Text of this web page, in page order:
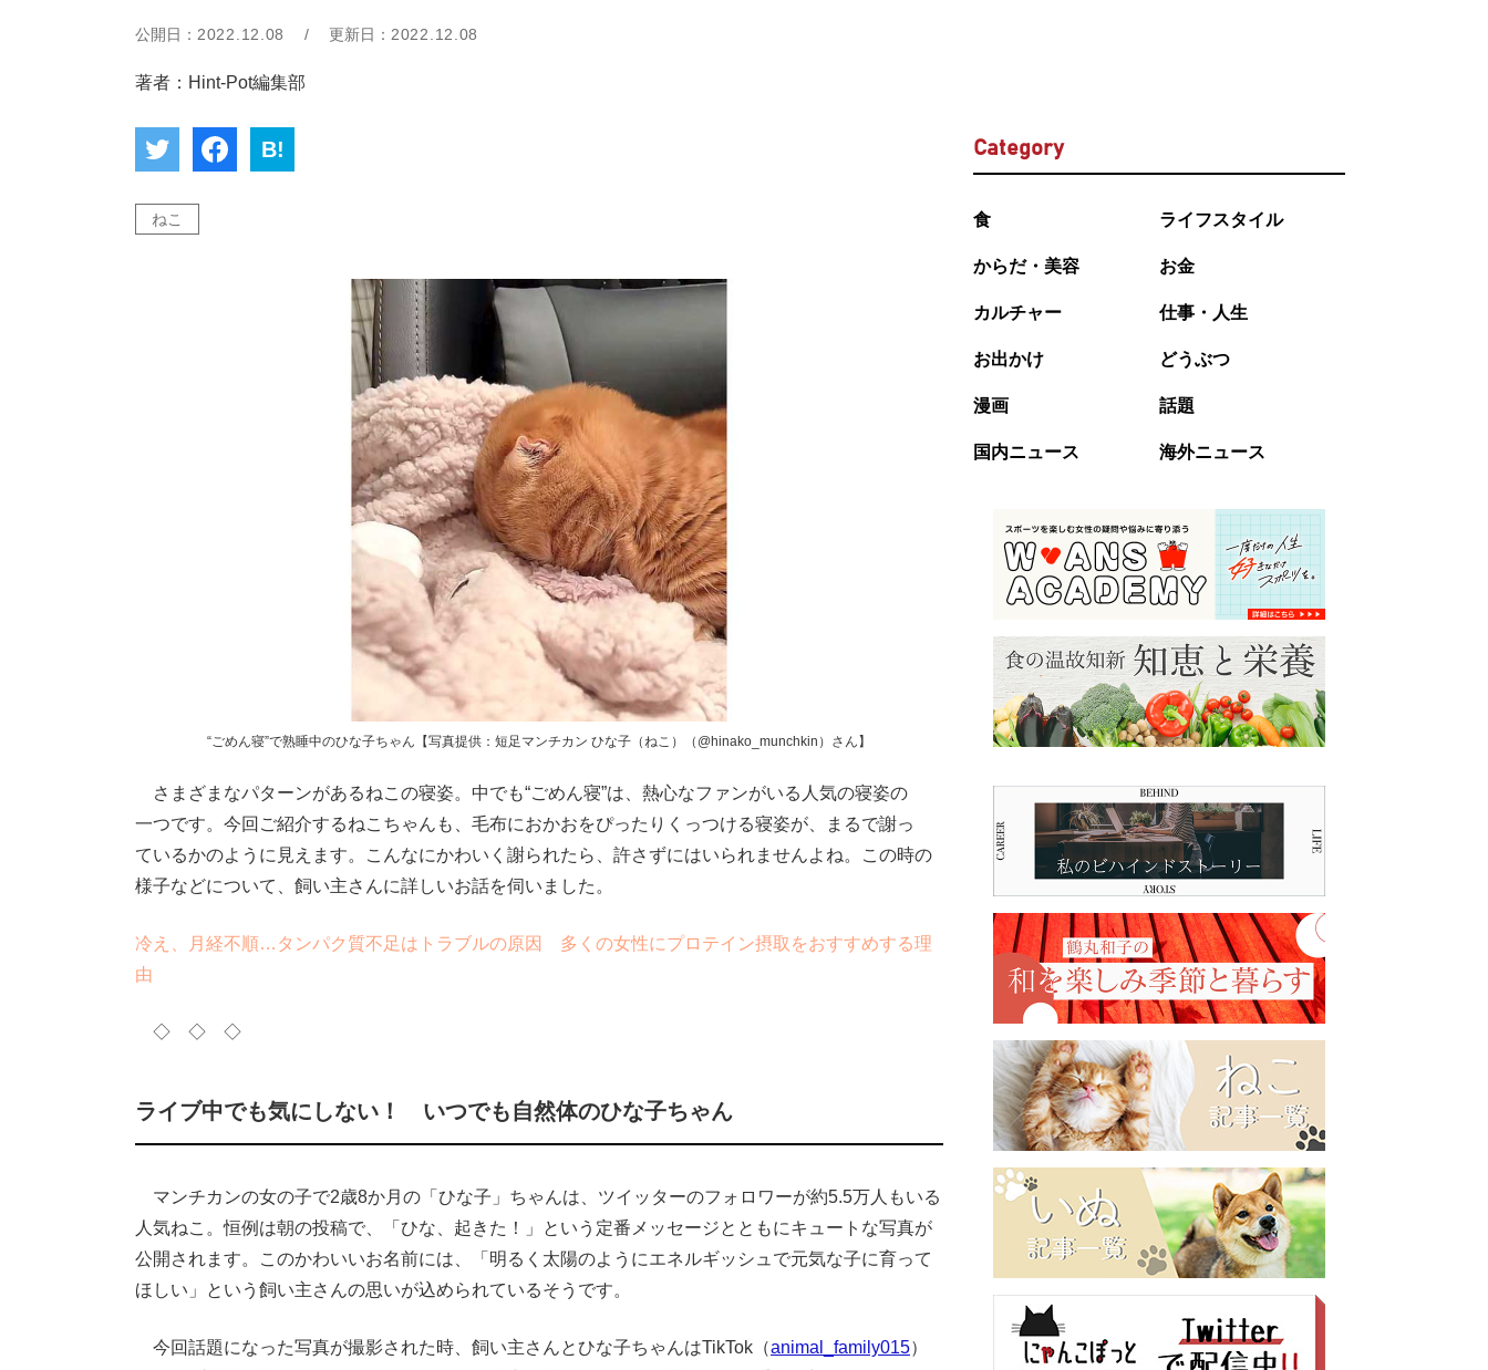
公開日： 2022.12.08 / 更新日： 2022.12.08
著者：Hint-Pot編集部
B!
ねこ
“ごめん寝”で熟睡中のひな子ちゃん【写真提供：短足マンチカン ひな子（ねこ）（@hinako_munchkin）さん】
さまざまなパターンがあるねこの寝姿。中でも“ごめん寝”は、熱心なファンがいる人気の寝姿の
一つです。今回ご紹介するねこちゃんも、毛布におかおをぴったりくっつける寝姿が、まるで謝っ
ているかのように見えます。こんなにかわいく謝られたら、許さずにはいられませんよね。この時の
様子などについて、飼い主さんに詳しいお話を伺いました。
冷え、月経不順…タンパク質不足はトラブルの原因 多くの女性にプロテイン摂取をおすすめする理
由
◇ ◇ ◇
ライブ中でも気にしない！ いつでも自然体のひな子ちゃん
マンチカンの女の子で2歳8か月の「ひな子」ちゃんは、ツイッターのフォロワーが約5.5万人もいる
人気ねこ。恒例は朝の投稿で、「ひな、起きた！」という定番メッセージとともにキュートな写真が
公開されます。このかわいいお名前には、「明るく太陽のようにエネルギッシュで元気な子に育って
ほしい」という飼い主さんの思いが込められているそうです。
今回話題になった写真が撮影された時、飼い主さんとひな子ちゃんはTikTok（animal_family015）
Category
食 ライフスタイル
からだ・美容 お金
カルチャー 仕事・人生
お出かけ どうぶつ
漫画 話題
国内ニュース 海外ニュース